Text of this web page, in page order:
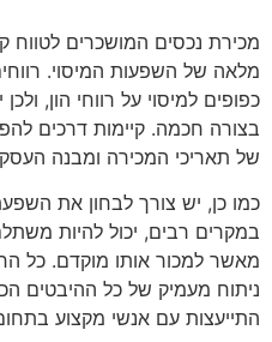
מכירת נכסים המושכרים
מלאה של השפעות המיסוי.
כפופים למיסוי על רווחי הון,
בצורה חכמה. קיימות דרכים
של תאריכי המכירה ומבנה
כמו כן, יש צורך לבחון את
במקרים רבים, יכול להיות
מאשר למכור אותו מוקדם. כל
ניתוח מעמיק של כל ההיבטים
התייעצות עם אנשי מקצוע